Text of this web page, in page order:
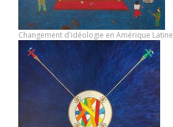
Changement d'idéologie en Amérique Latine